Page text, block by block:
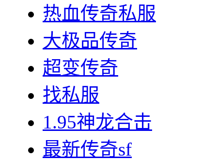
热血传奇私服
大极品传奇
超变传奇
找私服
1.95神龙合击
最新传奇sf